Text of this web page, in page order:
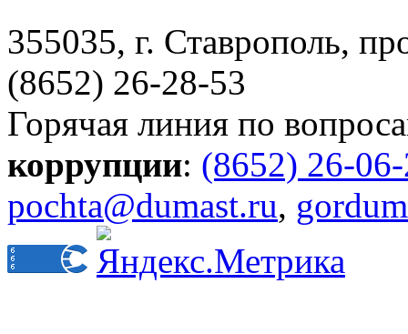
355035, г. Ставрополь,
(8652) 26-28-53
Горячая линия по
коррупции: (8652) 26-
pochta@dumast.ru,